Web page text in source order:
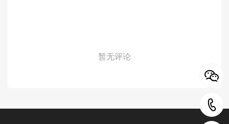
暂无评论